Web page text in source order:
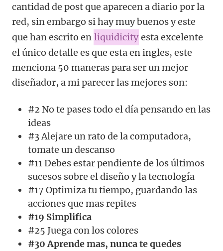
cantidad de post que aparecen a diario por la
red, sin embargo si hay muy buenos y este
que han escrito en liquidicity esta excelente
el único detalle es que esta en ingles, este
menciona 50 maneras para ser un mejor
diseñador, a mi parecer las mejores son:
#2 No te pases todo el día pensando en las
ideas
#3 Alejare un rato de la computadora,
tomate un descanso
#11 Debes estar pendiente de los últimos
sucesos sobre el diseño y la tecnología
#17 Optimiza tu tiempo, guardando las
acciones que mas repites
#19 Simplifica
#25 Juega con los colores
#30 Aprende mas, nunca te quedes